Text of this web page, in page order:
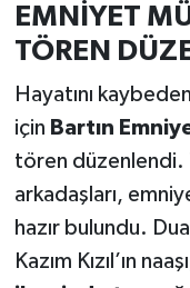
EMNİYET
TÖREN
Hayatını kaybeden
için Bartın
tören
arkadaşları,
hazır bulundu.
Kazım Kızıl’ın